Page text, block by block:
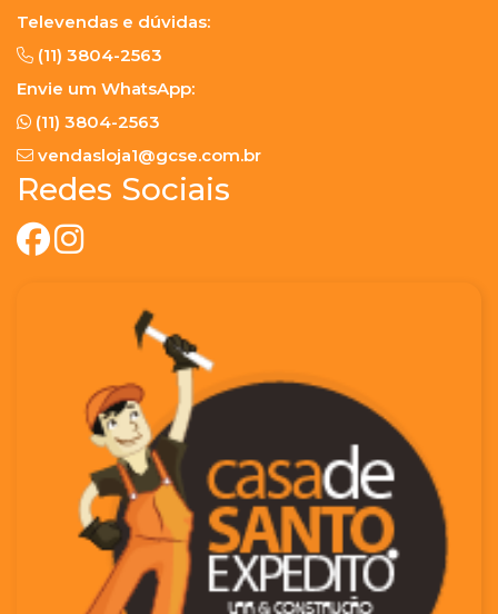
Televendas e dúvidas:
(11) 3804-2563
Envie um WhatsApp:
(11) 3804-2563
vendasloja1@gcse.com.br
Redes Sociais